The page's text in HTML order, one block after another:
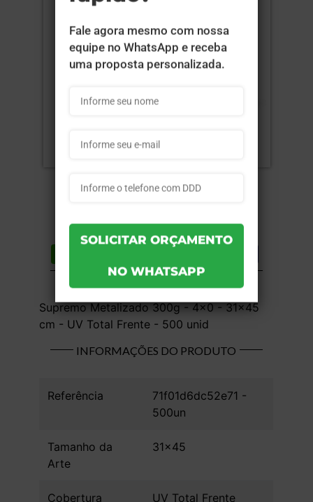
DESCRIÇÃO DO PRODUTO
Supremo Metalizado 300g - 4x0 - 31x45
cm - UV Total Frente - 500 unid
INFORMAÇÕES DO PRODUTO
Referência
71f01d6dc52e71 -
500un
Tamanho da
Arte
31x45
Cobertura UV Total Frente